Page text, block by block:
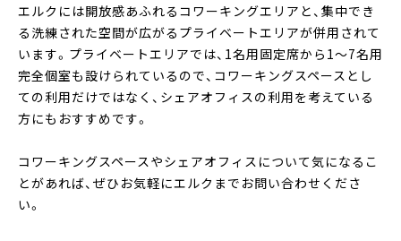
エルクには開放感あふれるコワーキングエリアと、集中でき
る洗練された空間が広がるプライベートエリアが併用されて
います。プライベートエリアでは、1名用固定席から1～7名用
完全個室も設けられているので、コワーキングスペースとし
ての利用だけではなく、シェアオフィスの利用を考えている
方にもおすすめです。
コワーキングスペースやシェアオフィスについて気になるこ
とがあれば、ぜひお気軽にエルクまでお問い合わせくださ
い。